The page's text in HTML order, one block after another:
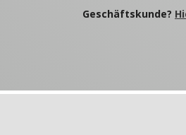
Geschäftskunde?